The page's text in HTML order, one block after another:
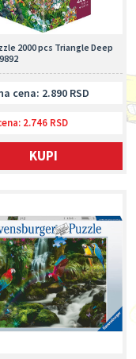
2000 pcs Triangle Deep
cena: 2.890 RSD
2.746 RSD
KUPI